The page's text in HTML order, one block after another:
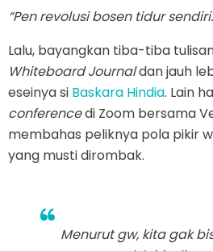
“Pen revolusi bosen tidur
Lalu, bayangkan tiba-tiba
Whiteboard Journaldan jauh
eseinya si Baskara Hindia. Lain
conferencedi Zoom bersama
membahas peliknya pola pikir
yang musti dirombak.
Menurut gw, kita gak